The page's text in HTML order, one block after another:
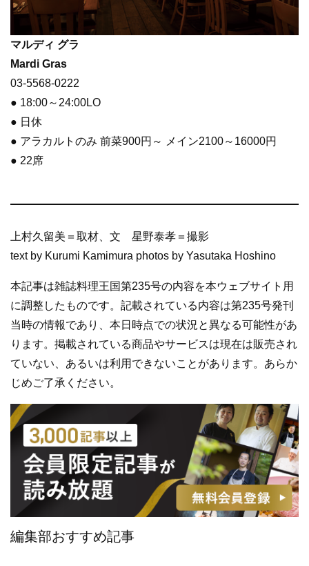
マルディ グラ
Mardi Gras
03-5568-0222
● 18:00～24:00LO
● 日休
● アラカルトのみ 前菜900円～ メイン2100～16000円
● 22席
上村久留美＝取材、文 星野泰孝＝撮影
text by Kurumi Kamimura photos by Yasutaka Hoshino
本記事は雑誌料理王国第235号の内容を本ウェブサイト用
に調整したものです。記載されている内容は第235号発刊
当時の情報であり、本日時点での状況と異なる可能性があ
ります。掲載されている商品やサービスは現在は販売され
ていない、あるいは利用できないことがあります。あらか
じめご了承ください。
編集部おすすめ記事